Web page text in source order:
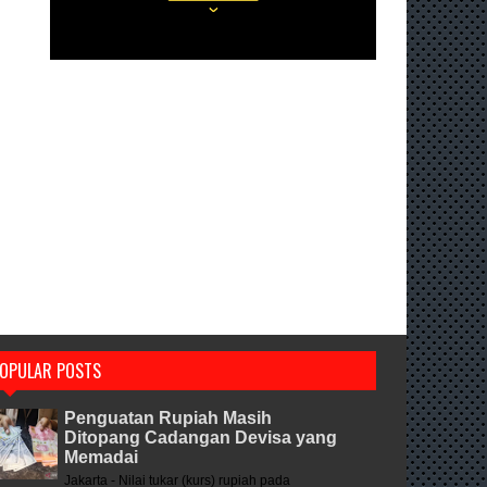
POSTS
Penguatan Rupiah Masih
Ditopang Cadangan Devisa yang
Memadai
Jakarta - Nilai tukar (kurs) rupiah pada